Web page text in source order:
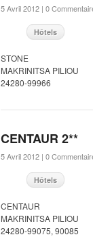
5 Avril 2012 | 0
Hôtels
STONE
MAKRINITSA PILIOU
24280-99966
CENTAUR 2**
5 Avril 2012 | 0
Hôtels
CENTAUR
MAKRINITSA PILIOU
24280-99075, 90085